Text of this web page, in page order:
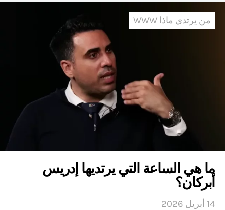
من يرتدي ماذا WWW
ما هي الساعة التي يرتديها إدريس
أبركان؟
14 أبريل 2026